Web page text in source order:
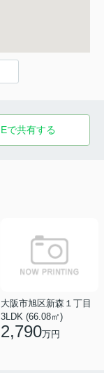
で共有する
大阪市旭区新森１丁目
3LDK (66.08㎡)
2,790万円